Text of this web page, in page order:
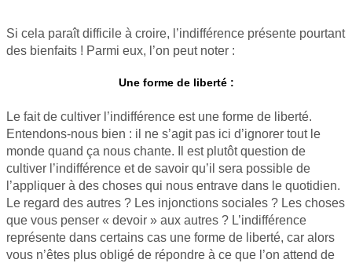
Si cela paraît difficile à croire, l’indifférence présente pourtant
des bienfaits ! Parmi eux, l’on peut noter :
Une forme de liberté :
Le fait de cultiver l’indifférence est une forme de liberté.
Entendons-nous bien : il ne s’agit pas ici d’ignorer tout le
monde quand ça nous chante. Il est plutôt question de
cultiver l’indifférence et de savoir qu’il sera possible de
l’appliquer à des choses qui nous entrave dans le quotidien.
Le regard des autres ? Les injonctions sociales ? Les choses
que vous penser « devoir » aux autres ? L’indifférence
représente dans certains cas une forme de liberté, car alors
vous n’êtes plus obligé de répondre à ce que l’on attend de